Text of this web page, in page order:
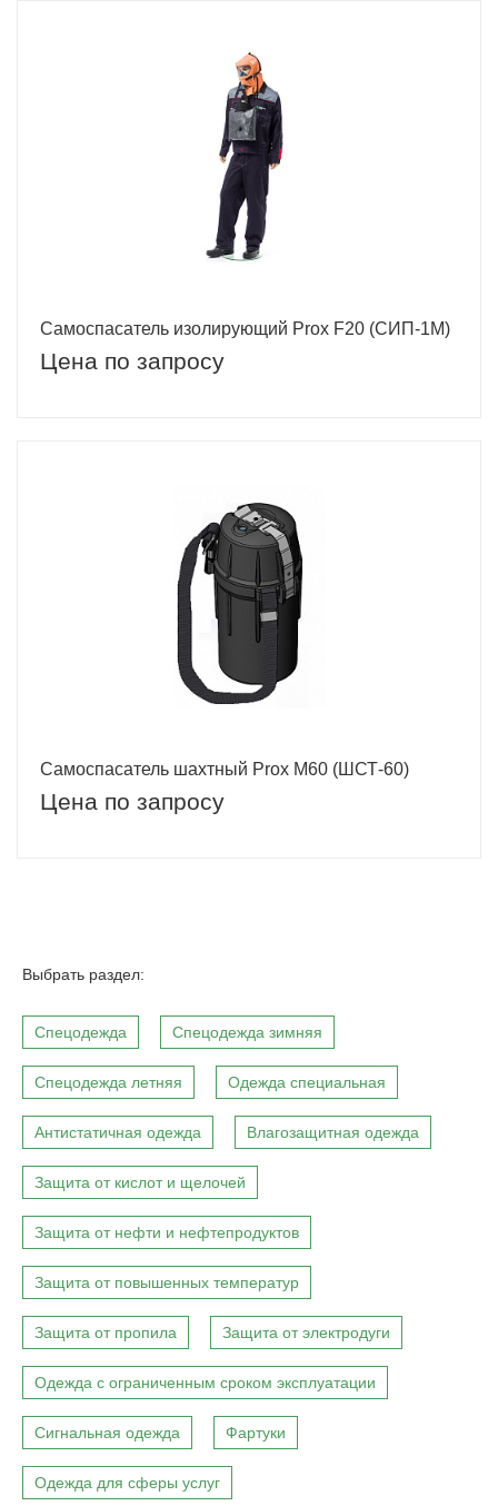
Самоспасатель изолирующий Prox F20 (СИП-1М)
Цена по запросу
Самоспасатель шахтный Prox M60 (ШСТ-60)
Цена по запросу
Выбрать раздел:
Спецодежда Спецодежда зимняя
Спецодежда летняя Одежда специальная
Антистатичная одежда Влагозащитная одежда
Защита от кислот и щелочей
Защита от нефти и нефтепродуктов
Защита от повышенных температур
Защита от пропила Защита от электродуги
Одежда с ограниченным сроком эксплуатации
Сигнальная одежда Фартуки
Одежда для сферы услуг